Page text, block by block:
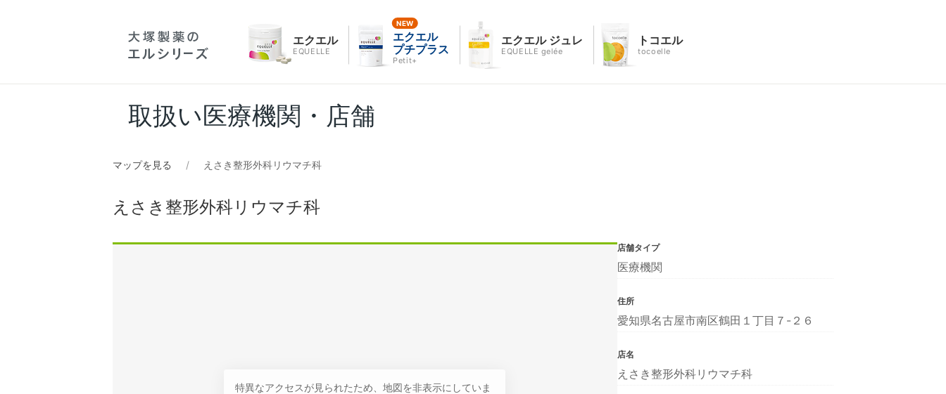
エクエル
EQUELLE
エクエル
プチプラス
Petit+
エクエル ジュレ
EQUELLE gelée
トコエル
tocoelle
取扱い医療機関・店舗
マップを見る えさき整形外科リウマチ科
えさき整形外科リウマチ科
特異なアクセスが見られたため、地図を非表示にしていま
店舗タイプ
医療機関
住所
愛知県名古屋市南区鶴田１丁目７-２６
店名
えさき整形外科リウマチ科